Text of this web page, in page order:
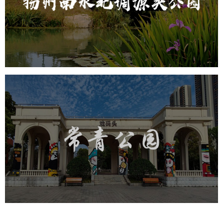
智慧公园 AR太极 智能语音亭
智能大数据平台
元宇宙定制开发
元宇宙平台建设
元宇宙系统搭建
元宇宙系统建设
元宇宙建设
武汉常青公园
旅游休闲 智慧公园 智能步道
AR互动大屏
智慧公园综合管理系统
元宇宙定制开发
元宇宙建设
元宇宙平台建设
元宇宙系统搭建
元宇宙系统建设